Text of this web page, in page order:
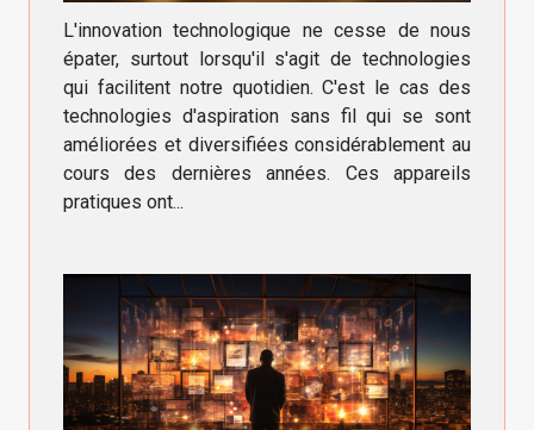
d'aspiration sans fil
L'innovation technologique ne cesse de nous
épater, surtout lorsqu'il s'agit de technologies
qui facilitent notre quotidien. C'est le cas des
technologies d'aspiration sans fil qui se sont
améliorées et diversifiées considérablement au
cours des dernières années. Ces appareils
pratiques ont...